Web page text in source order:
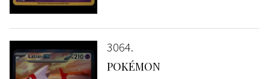
3064
POKÉMON